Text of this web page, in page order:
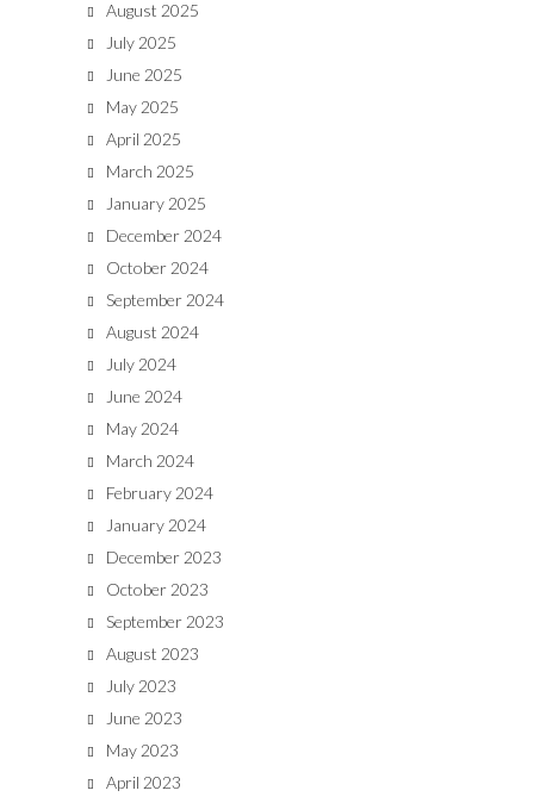
August 2025
July 2025
June 2025
May 2025
April 2025
March 2025
January 2025
December 2024
October 2024
September 2024
August 2024
July 2024
June 2024
May 2024
March 2024
February 2024
January 2024
December 2023
October 2023
September 2023
August 2023
July 2023
June 2023
May 2023
April 2023